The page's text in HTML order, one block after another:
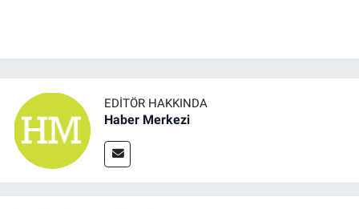
EDITÖR HAKKINDA
Haber Merkezi